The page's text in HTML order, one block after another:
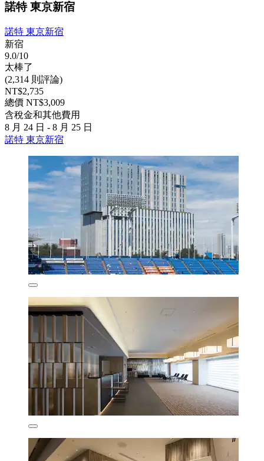
諾特 東京新宿
諾特 東京新宿
新宿
9.0/10
太棒了
(2,314 則評論)
NT$2,735
總價 NT$3,009
含稅金和其他費用
8 月 24 日 - 8 月 25 日
諾特 東京新宿